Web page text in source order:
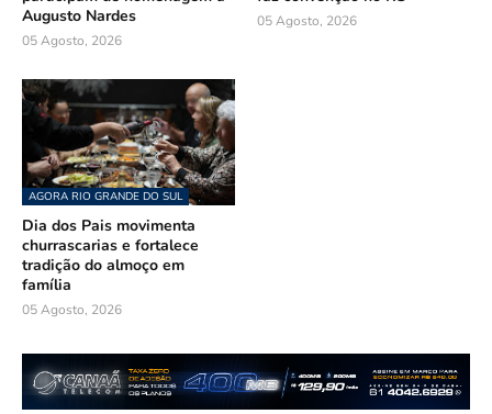
Augusto Nardes
05 Agosto, 2026
05 Agosto, 2026
AGORA RIO GRANDE DO SUL
Dia dos Pais movimenta
churrascarias e fortalece
tradição do almoço em
família
05 Agosto, 2026